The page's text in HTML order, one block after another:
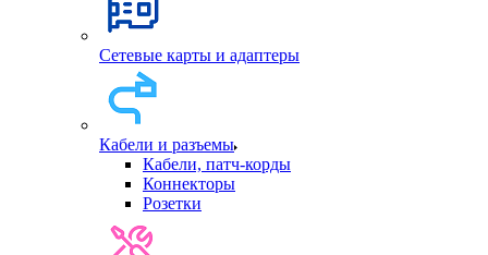
Сетевые карты и адаптеры
Кабели и разъемы
Кабели, патч-корды
Коннекторы
Розетки